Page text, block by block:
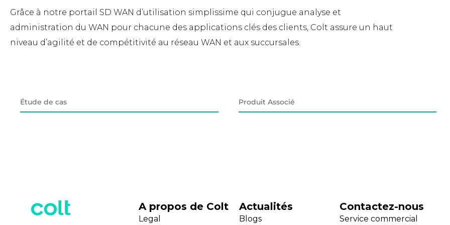
Grâce à notre portail SD WAN d’utilisation simplissime qui conjugue analyse et
administration du WAN pour chacune des applications clés des clients, Colt assure un haut
niveau d’agilité et de compétitivité au réseau WAN et aux succursales.
Étude de cas Produit Associé
A propos de Colt
Legal
Actualités
Blogs
Contactez-nous
Service commercial